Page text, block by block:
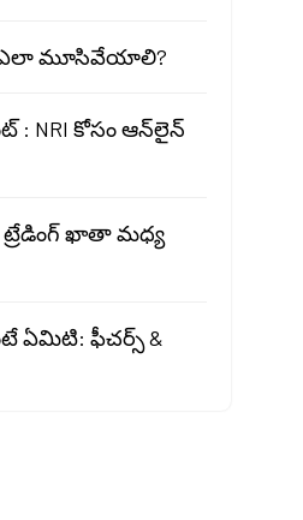
ఎలా మూసివేయాలి?
: NRI కోసం ఆన్‌లైన్
ఖాతా మధ్య
ఏమిటి: ఫీచర్స్ &